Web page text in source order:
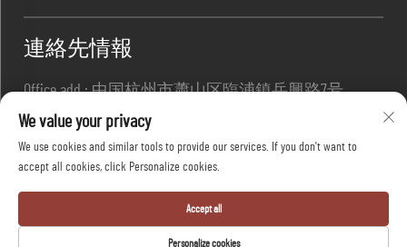
連絡先情報
Office add : 中国杭州市蕭山区臨浦鎮岳興路7号
メール:[email protected]
連絡先:+86-13967169961
Copyright © 杭州大方安全株式会社 全著作権所有
- プライバシーポリシー- ブログ
We value your privacy
We use cookies and similar tools to provide our services. If you don't want to
accept all cookies, click Personalize cookies.
Personalize cookies
Accept all